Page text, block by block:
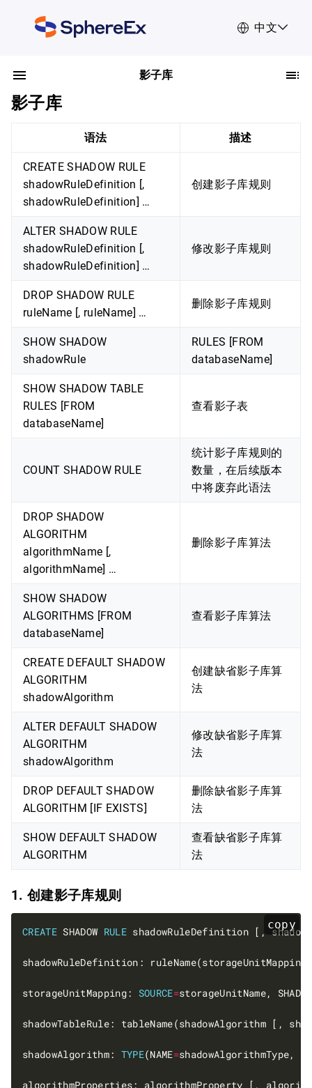
中文
影子库
影子库
语法 描述
CREATE SHADOW RULE
shadowRuleDefinition [,
shadowRuleDefinition] …
创建影子库规则
ALTER SHADOW RULE
shadowRuleDefinition [,
shadowRuleDefinition] …
修改影子库规则
DROP SHADOW RULE
ruleName [, ruleName] …
删除影子库规则
SHOW SHADOW
shadowRule
RULES [FROM
databaseName]
SHOW SHADOW TABLE
RULES [FROM
databaseName]
查看影子表
COUNT SHADOW RULE
统计影子库规则的
数量，在后续版本
中将废弃此语法
DROP SHADOW
ALGORITHM
algorithmName [,
algorithmName] …
删除影子库算法
SHOW SHADOW
ALGORITHMS [FROM
databaseName]
查看影子库算法
CREATE DEFAULT SHADOW
ALGORITHM
shadowAlgorithm
创建缺省影子库算
法
ALTER DEFAULT SHADOW
ALGORITHM
shadowAlgorithm
修改缺省影子库算
法
DROP DEFAULT SHADOW
ALGORITHM [IF EXISTS]
删除缺省影子库算
法
SHOW DEFAULT SHADOW
ALGORITHM
查看缺省影子库算
法
1. 创建影子库规则
copy
CREATE SHADOW RULE
storageUnitMapping: SOURCE=storageUnitName, SHADOW
shadowAlgorithm: TYPE(NAME=